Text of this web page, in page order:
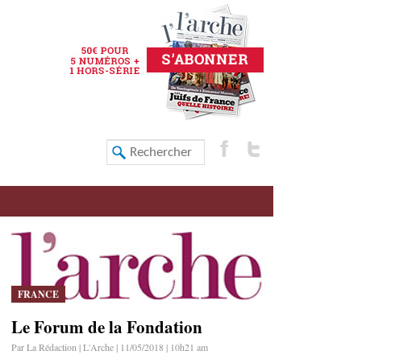
FRANCE
Le Forum de la Fondation
Par La Rédaction | L'Arche | 11/05/2018 | 10h21 am